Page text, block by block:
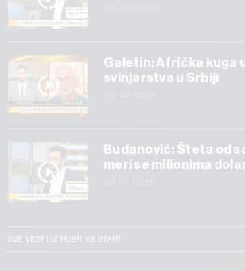
Galetin: Afrička kuga
svinjarstva u Srbiji
Budanović: Šteta od
meri se milionima
SVE VESTI IZ RUBRIKE START